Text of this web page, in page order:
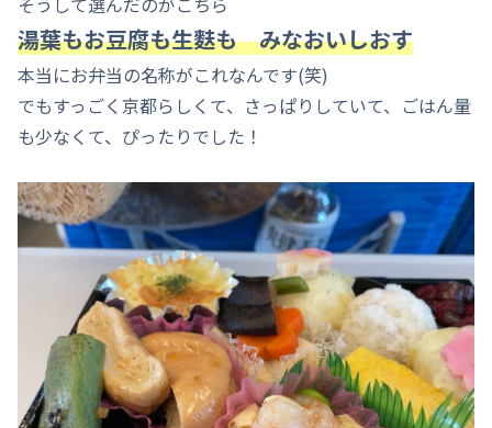
湯葉もお豆腐も生麩も みなおいしおす
本当にお弁当の名称がこれなんです(笑)
でもすっごく京都らしくて、さっぱりしていて、ごはん量
も少なくて、ぴったりでした！